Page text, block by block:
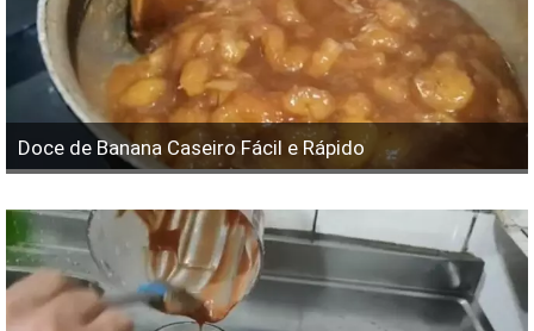
Doce de Banana Caseiro Fácil e Rápido